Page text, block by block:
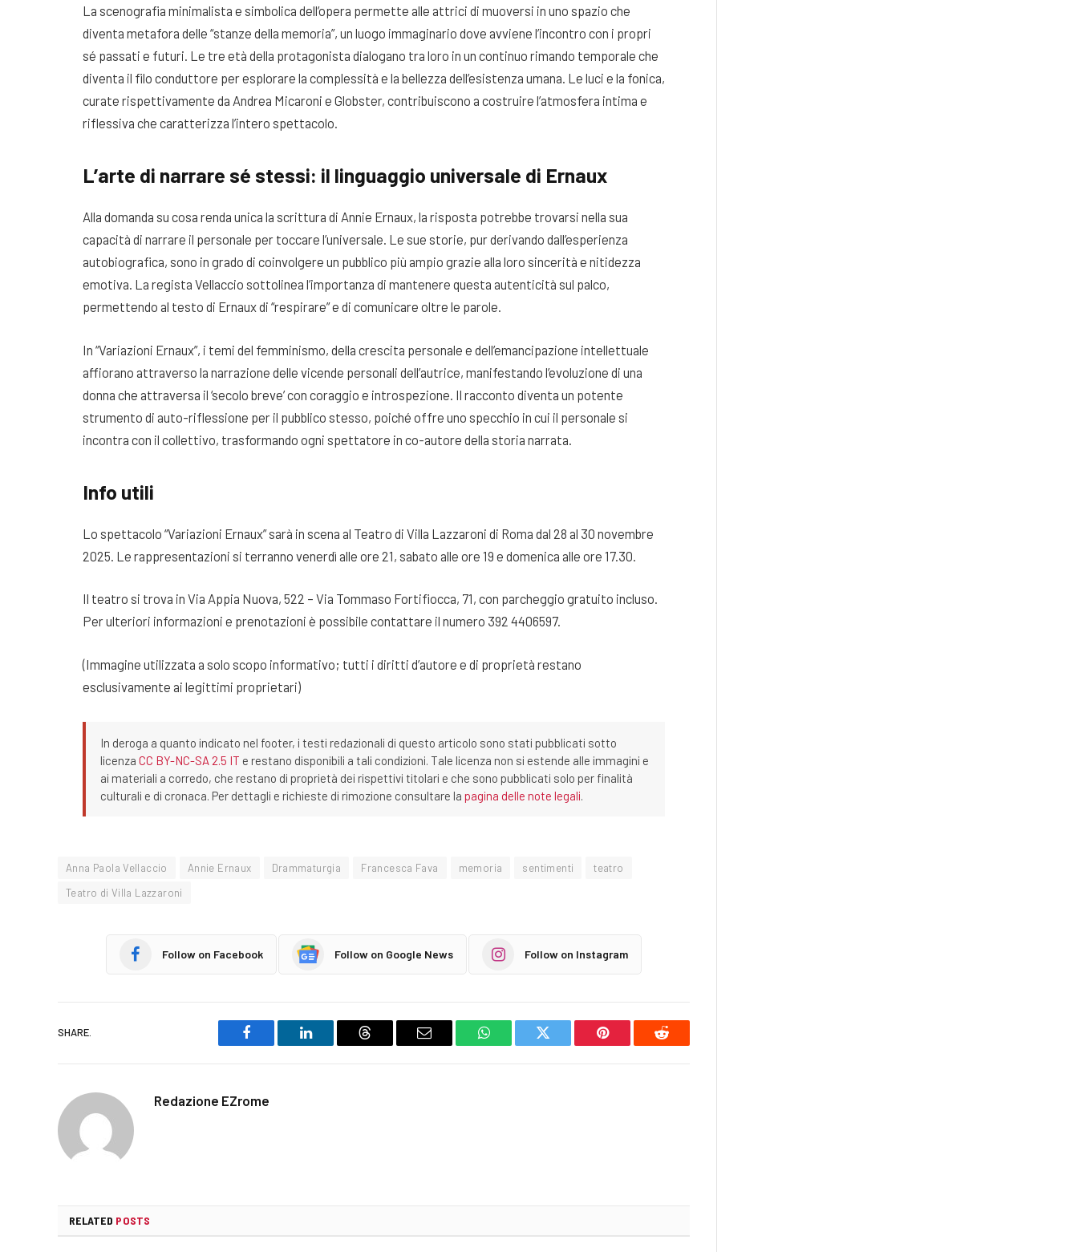
La scenografia minimalista e simbolica dell’opera permette alle attrici di muoversi in uno spazio che
diventa metafora delle “stanze della memoria”, un luogo immaginario dove avviene l’incontro con i propri
sé passati e futuri. Le tre età della protagonista dialogano tra loro in un continuo rimando temporale che
diventa il filo conduttore per esplorare la complessità e la bellezza dell’esistenza umana. Le luci e la fonica,
curate rispettivamente da Andrea Micaroni e Globster, contribuiscono a costruire l’atmosfera intima e
riflessiva che caratterizza l’intero spettacolo.
L’arte di narrare sé stessi: il linguaggio universale di Ernaux
Alla domanda su cosa renda unica la scrittura di Annie Ernaux, la risposta potrebbe trovarsi nella sua
capacità di narrare il personale per toccare l’universale. Le sue storie, pur derivando dall’esperienza
autobiografica, sono in grado di coinvolgere un pubblico più ampio grazie alla loro sincerità e nitidezza
emotiva. La regista Vellaccio sottolinea l’importanza di mantenere questa autenticità sul palco,
permettendo al testo di Ernaux di “respirare” e di comunicare oltre le parole.
In “Variazioni Ernaux”, i temi del femminismo, della crescita personale e dell’emancipazione intellettuale
affiorano attraverso la narrazione delle vicende personali dell’autrice, manifestando l’evoluzione di una
donna che attraversa il ‘secolo breve’ con coraggio e introspezione. Il racconto diventa un potente
strumento di auto-riflessione per il pubblico stesso, poiché offre uno specchio in cui il personale si
incontra con il collettivo, trasformando ogni spettatore in co-autore della storia narrata.
Info utili
Lo spettacolo “Variazioni Ernaux” sarà in scena al Teatro di Villa Lazzaroni di Roma dal 28 al 30 novembre
2025. Le rappresentazioni si terranno venerdì alle ore 21, sabato alle ore 19 e domenica alle ore 17.30.
Il teatro si trova in Via Appia Nuova, 522 – Via Tommaso Fortifiocca, 71, con parcheggio gratuito incluso.
Per ulteriori informazioni e prenotazioni è possibile contattare il numero 392 4406597.
(Immagine utilizzata a solo scopo informativo; tutti i diritti d’autore e di proprietà restano
esclusivamente ai legittimi proprietari)
In deroga a quanto indicato nel footer, i testi redazionali di questo articolo sono stati pubblicati sotto
licenza CC BY-NC-SA 2.5 IT e restano disponibili a tali condizioni. Tale licenza non si estende alle immagini e
ai materiali a corredo, che restano di proprietà dei rispettivi titolari e che sono pubblicati solo per finalità
culturali e di cronaca. Per dettagli e richieste di rimozione consultare la pagina delle note legali.
Anna Paola Vellaccio Annie Ernaux Drammaturgia Francesca Fava memoria sentimenti
teatro
Teatro di Villa Lazzaroni
Follow on Facebook Follow on Google News Follow on Instagram
SHARE.
Facebook LinkedIn Threads Email WhatsAppTwitter Pinterest Reddit
Redazione EZrome
RELATED POSTS